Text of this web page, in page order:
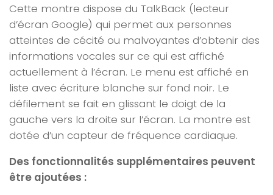
Cette montre dispose du TalkBack (lecteur
d’écran Google) qui permet aux personnes
atteintes de cécité ou malvoyantes d’obtenir des
informations vocales sur ce qui est affiché
actuellement à l’écran. Le menu est affiché en
liste avec écriture blanche sur fond noir. Le
défilement se fait en glissant le doigt de la
gauche vers la droite sur l’écran. La montre est
dotée d’un capteur de fréquence cardiaque.
Des fonctionnalités supplémentaires peuvent
être ajoutées :